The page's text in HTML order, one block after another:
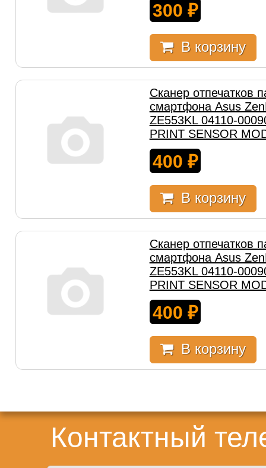
300 ₽
В корзину
Сканер отпечатков
смартфона Asus
ZE553KL 04110-
PRINT SENSOR
400 ₽
В корзину
Сканер отпечатков
смартфона Asus
ZE553KL 04110-
PRINT SENSOR
400 ₽
В корзину
Контактный